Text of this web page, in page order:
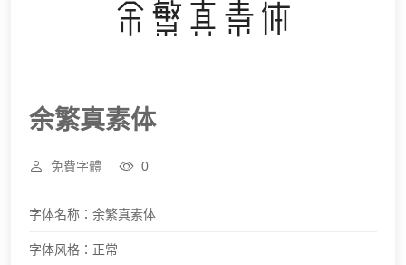
余繁真素体
免費字體 0
字体名称： 余繁真素体
字体风格： 正常